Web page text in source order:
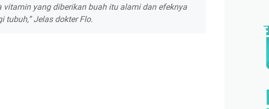
yang diberikan buah itu alami dan efeknya
tubuh,” Jelas dokter Flo.